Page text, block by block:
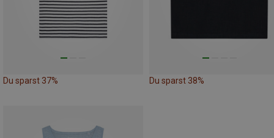
Du sparst 37% Du sparst 38%